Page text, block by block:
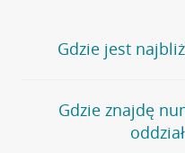
Gdzie jest
Jeśli szukasz oddziału
stronęPlacówki i
wygodna wyszukiwarka.
Gdzie znajdę